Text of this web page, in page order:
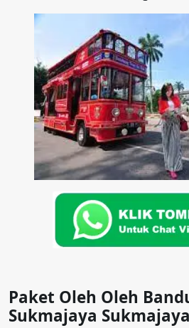
Paket Oleh Oleh
Sukmajaya